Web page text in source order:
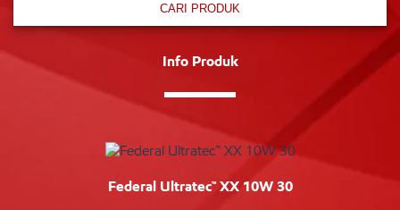
CARI PRODUK
Info Produk
Federal Ultratec™ XX 10W 30